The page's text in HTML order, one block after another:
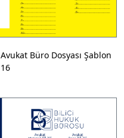
Avukat Büro Dosyası Şablon
16